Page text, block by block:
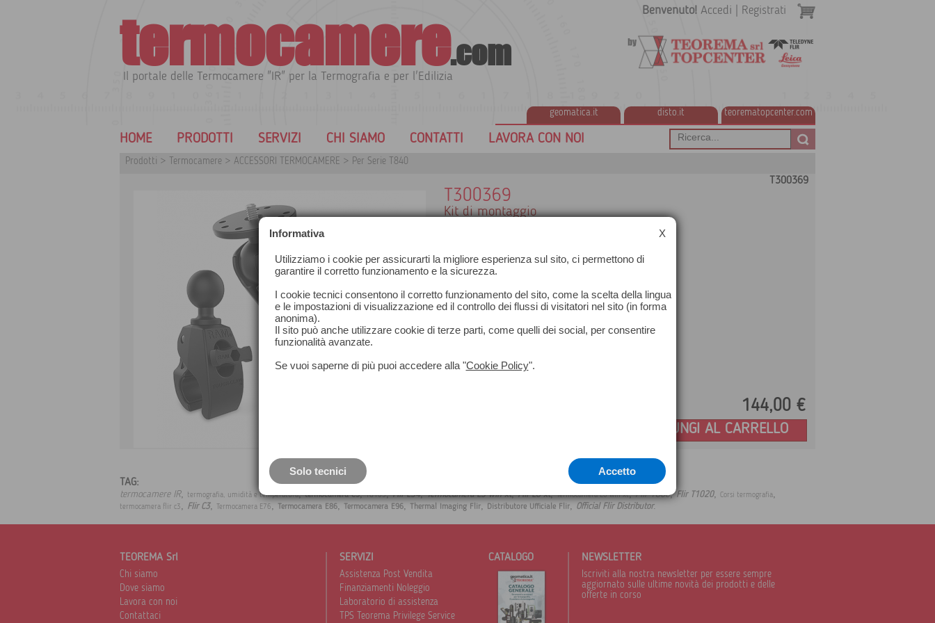
termocamere.com
Il portale delle Termocamere "IR" per la Termografia e per l'Edilizia
geomatica.it disto.it teorematopcenter.com
Benvenuto! Accedi Registrati
HOME PRODOTTI SERVIZI CHI SIAMO CONTATTI LAVORA CON NOI
Prodotti > Termocamere > ACCESSORI TERMOCAMERE > Per Serie T840
T300369
T300369
Kit di montaggio
144,00 €
AGGIUNGI AL CARRELLO
TAG:
termocamere IR, termografia, umidità e temperatura,termocamera C3,TG165,Flir E54,Termocamera E5 wifi xt,Flir E8 xt,Termocamera E6 wifi xt,Flir T860,Flir T1020, Corsi termografia,
termocamera flir c3, Flir C3, Termocamera E76, Termocamera E86, Termocamera E96, Thermal Imaging Flir, Distributore Ufficiale Flir, Official Flir Distributor.
TEOREMA Srl
Chi siamo
Dove siamo
Lavora con noi
Contattaci
SERVIZI
Assistenza Post Vendita
Finanziamenti Noleggio
Laboratorio di assistenza
TPS Teorema Privilege Service
CATALOGO NEWSLETTER
Iscriviti alla nostra newsletter per essere sempre
aggiornato sulle ultime novità dei prodotti e delle
offerte in corso
Informativa X
Utilizziamo i cookie per assicurarti la migliore esperienza sul sito, ci permettono di
garantire il corretto funzionamento e la sicurezza.
I cookie tecnici consentono il corretto funzionamento del sito, come la scelta della lingua
e le impostazioni di visualizzazione ed il controllo dei flussi di visitatori nel sito (in forma
anonima).
Il sito può anche utilizzare cookie di terze parti, come quelli dei social, per consentire
funzionalità avanzate.
Se vuoi saperne di più puoi accedere alla "Cookie Policy".
Solo tecnici Accetto